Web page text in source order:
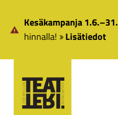
Kesäkampanja
hinnalla!
Lisätiedot